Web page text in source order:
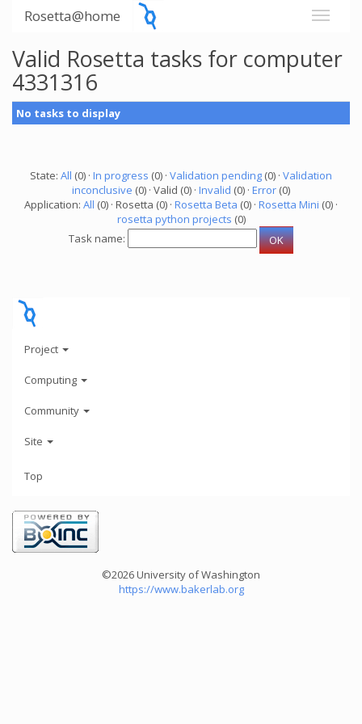
Rosetta@home
Valid Rosetta tasks for computer
4331316
No tasks to display
State: All (0) · In progress (0) · Validation pending (0) · Validation
inconclusive (0) · Valid (0) · Invalid (0) · Error (0)
Application: All (0) · Rosetta (0) · Rosetta Beta (0) · Rosetta Mini (0) ·
rosetta python projects (0)
Task name:
Project
Computing
Community
Site
Top
©2026 University of Washington
https://www.bakerlab.org